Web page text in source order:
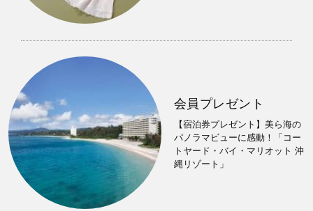
会員プレゼント
【宿泊券プレゼント】美ら海の
パノラマビューに感動！「コー
トヤード・バイ・マリオット 沖
縄リゾート」